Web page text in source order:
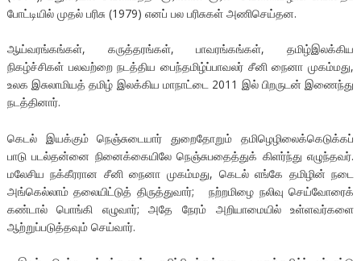
போட்டியில் முதல் பரிசு (1979) எனப் பல பரிசுகள் அணிசெய்தன.
ஆய்வரங்கங்கள், கருத்தரங்கள், பாவரங்கங்கள், தமிழ்இலக்கிய
நிகழ்ச்சிகள் பலவற்றை நடத்திய பைந்தமிழ்ப்பாவலர் சீனி நைனா முகம்மது,
உலக இசுலாமியத் தமிழ் இலக்கிய மாநாட்டை 2011 இல் பிறருடன் இணைந்து
நடத்தினார்.
கெடல் இயக்கும் நெஞ்சுடையார் துறைதோறும் தமிழெழிலைக்கெடுக்கப்
பாடு படல்தன்னை நினைக்கையிலே நெஞ்சுபதைத்துக் கிளர்ந்து எழுந்தவர்.
மலேசிய நக்கீரரான சீனி நைனா முகம்மது, கெடல் எங்கே தமிழின் நடை
அங்கெல்லாம் தலையிட்டுத் திருத்துவார்; நற்றமிழை நலிவு செய்வோரைக்
கண்டால் பொங்கி எழுவார்; அதே நேரம் அறியாமையில் உள்ளவர்களை
ஆற்றுப்படுத்தவும் செய்வார்.